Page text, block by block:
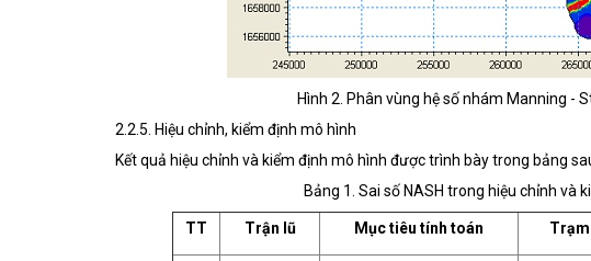
Hình 2. Phân vùng hệ số nhám Manning -
2.2.5. Hiệu chỉnh, kiểm định mô hình
Kết quả hiệu chỉnh và kiểm định mô hình được trình bày trong bảng
Bảng 1. Sai số NASH trong hiệu chỉnh và
TT Trận lũ Mục tiêu tính toán